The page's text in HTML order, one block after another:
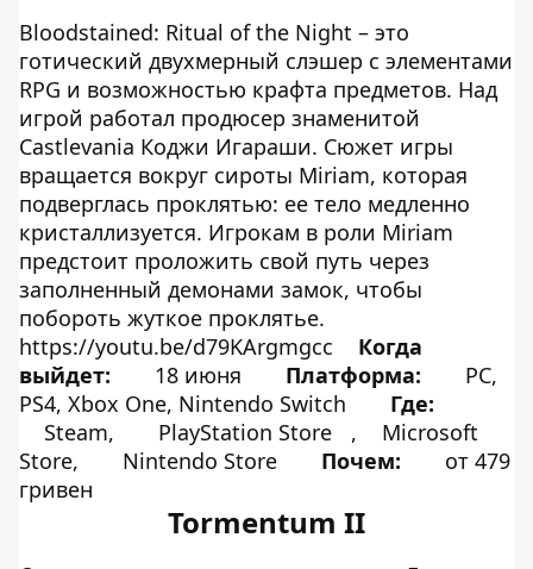
Bloodstained: Ritual of the Night – это
готический двухмерный слэшер с элементами
RPG и возможностью крафта предметов. Над
игрой работал продюсер знаменитой
Castlevania Коджи Игараши. Сюжет игры
вращается вокруг сироты Miriam, которая
подверглась проклятью: ее тело медленно
кристаллизуется. Игрокам в роли Miriam
предстоит проложить свой путь через
заполненный демонами замок, чтобы
побороть жуткое проклятье.
https://youtu.be/d79KArgmgcc
Когда
выйдет:
18 июня Платформа:
PC,
PS4, Xbox One, Nintendo Switch
Где:
Steam,
PlayStation Store ,
Microsoft
Store,
Nintendo Store Почем:
от 479
гривен
Tormentum II